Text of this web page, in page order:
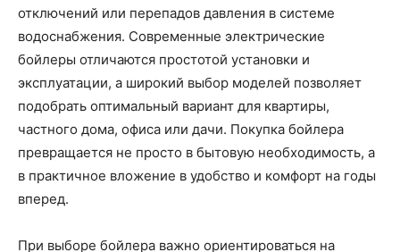
отключений или перепадов давления в системе
водоснабжения. Современные электрические
бойлеры отличаются простотой установки и
эксплуатации, а широкий выбор моделей позволяет
подобрать оптимальный вариант для квартиры,
частного дома, офиса или дачи. Покупка бойлера
превращается не просто в бытовую необходимость, а
в практичное вложение в удобство и комфорт на годы
вперед.
При выборе бойлера важно ориентироваться на